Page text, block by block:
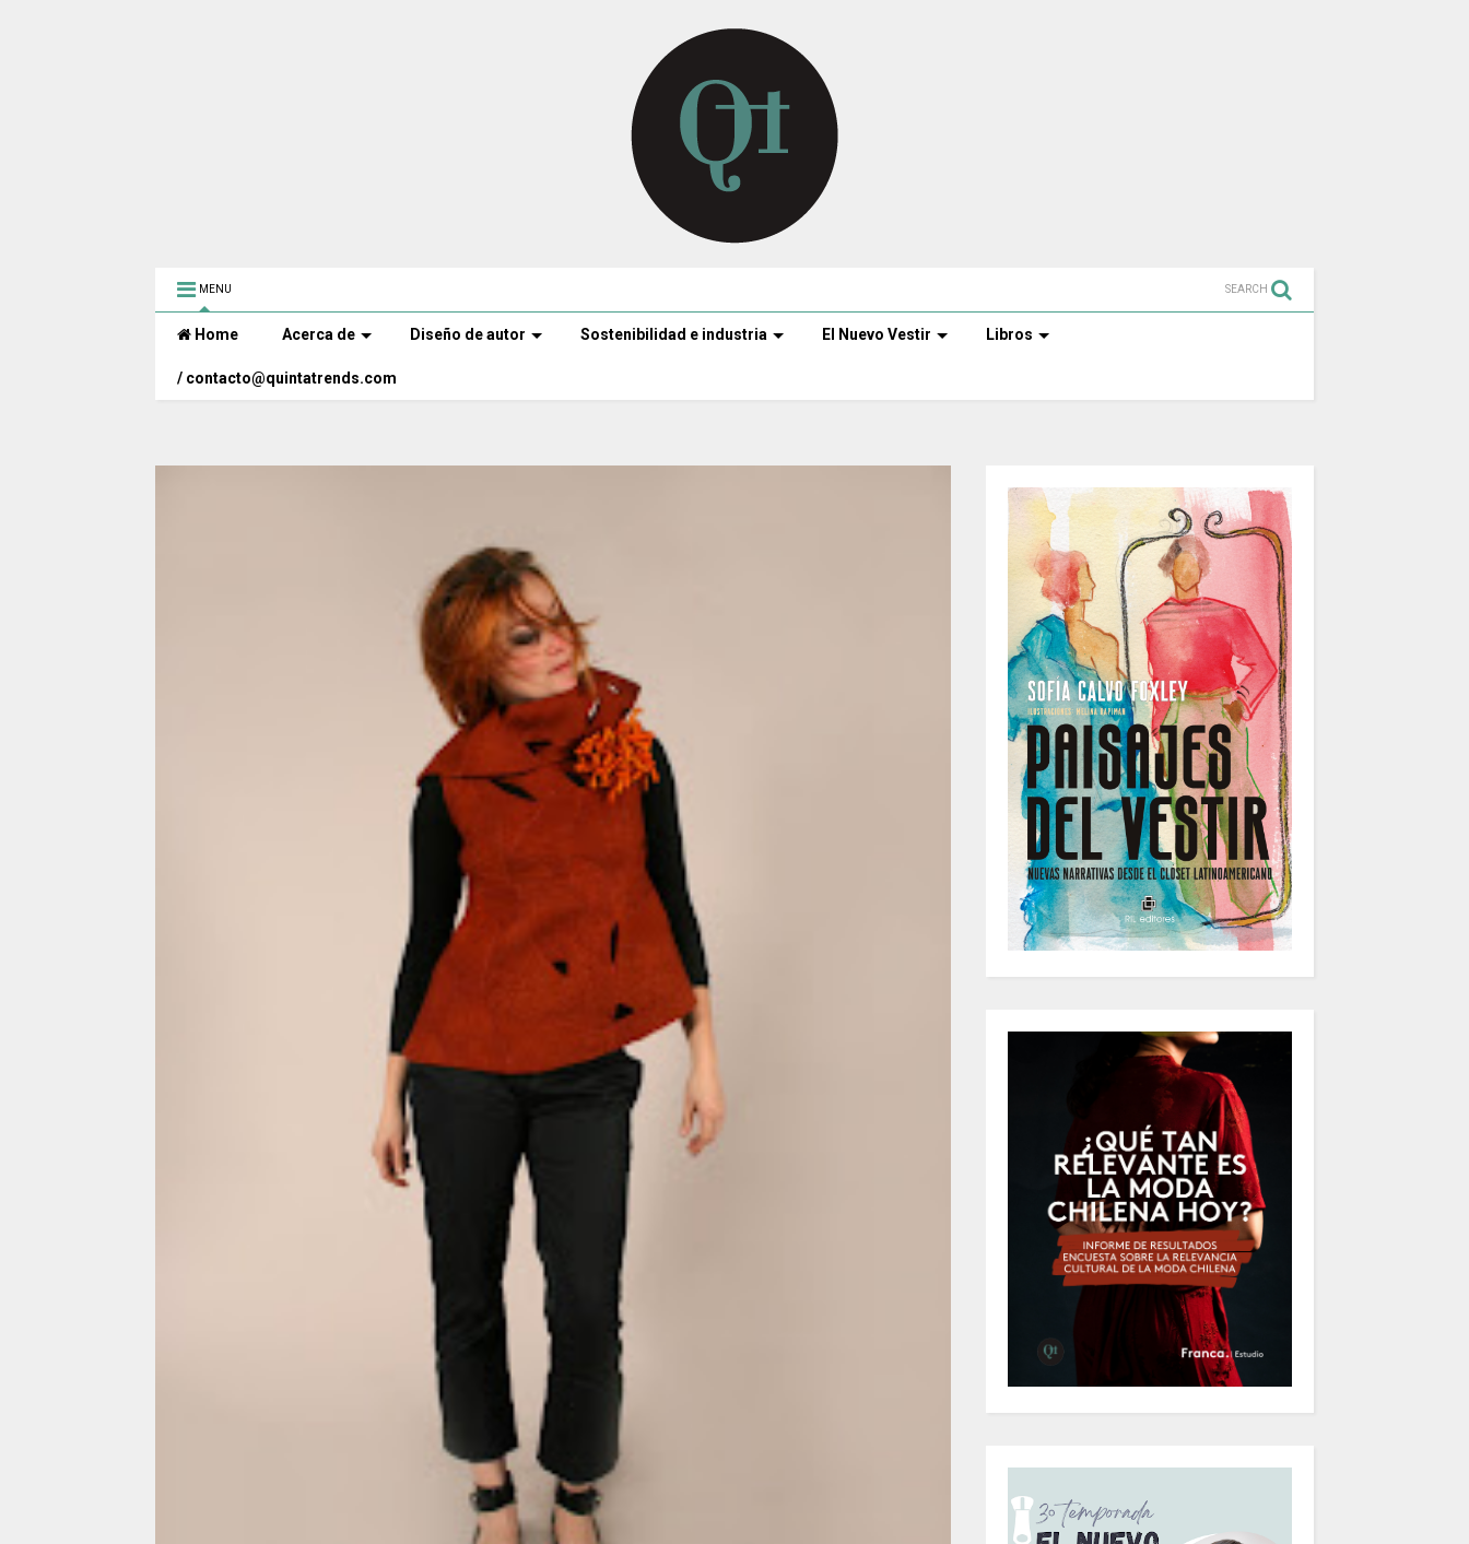
MENU SEARCH
Home Acerca de Diseño de autor Sostenibilidad e industria El Nuevo Vestir Libros
/ contacto@quintatrends.com